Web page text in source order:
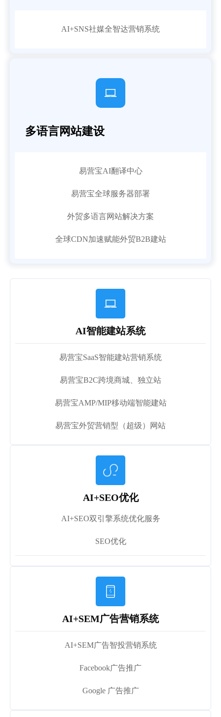
AI+SNS社媒全智达营销系统

多语言网站建设
易营宝AI翻译中心
易营宝全球服务器部署
外贸多语言网站解决方案
全球CDN加速赋能外贸B2B建站

AI智能建站系统
易营宝SaaS智能建站营销系统
易营宝B2C跨境商城、独立站
易营宝AMP/MIP移动端智能建站
易营宝外贸营销型（超级）网站
AI+SEO优化
AI+SEO双引擎系统优化服务
SEO优化

AI+SEM广告营销系统
AI+SEM广告智投营销系统
Facebook广告推广
Google 广告推广